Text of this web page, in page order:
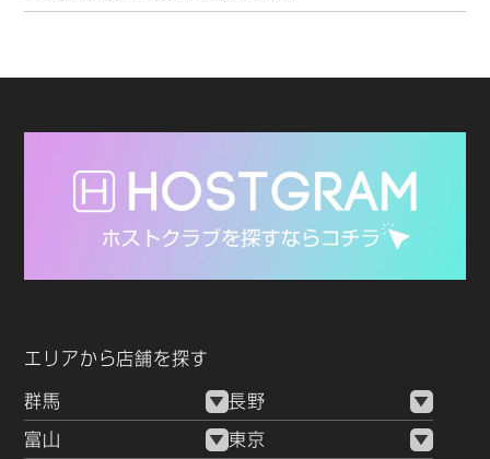
エリアから店舗を探す
群馬 長野
富山 東京